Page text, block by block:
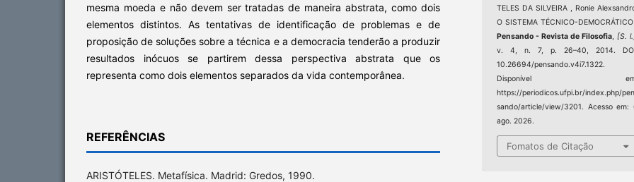
mesma moeda e não devem ser tratadas de maneira abstrata, como dois
elementos distintos. As tentativas de identificação de problemas e de
proposição de soluções sobre a técnica e a democracia tenderão a produzir
resultados inócuos se partirem dessa perspectiva abstrata que os
representa como dois elementos separados da vida contemporânea.
REFERÊNCIAS
ARISTÓTELES. Metafísica. Madrid: Gredos, 1990.
TELES DA SILVEIRA , Ronie
O SISTEMA TÉCNICO-
Pensando - Revista de Filosofia, [S.
v. 4, n. 7, p. 26–40, 2014.
10.26694/pensando.v4i7.1322.
Disponível
https://periodicos.ufpi.br/index.php/
sando/article/view/3201. Acesso em:
ago. 2026.
Fomatos de Citação